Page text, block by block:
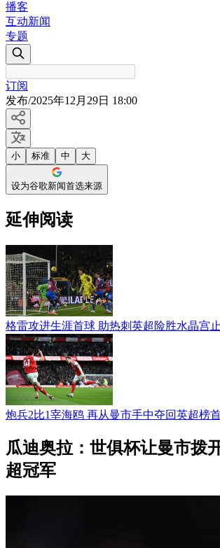
播客
互动新闻
专题
订阅
发布/2025年12月29日 18:00
小 标准 中 大
设为谷歌新闻首选来源
延伸阅读
格雷攻进生涯首球 助热刺英超险胜水晶宫
炮兵2比1宰海鸥 再从曼市手中夺回英超榜
瓜迪奥拉：世俱杯让曼市拨
超冠军